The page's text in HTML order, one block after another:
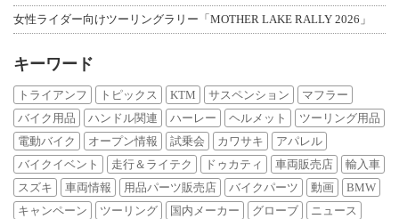
女性ライダー向けツーリングラリー「MOTHER LAKE RALLY 2026」
キーワード
トライアンフ トピックス KTM サスペンション
マフラー
バイク用品
ハンドル関連 ハーレー ヘルメット
ツーリング用品
電動バイク
オープン情報 試乗会 カワサキ
アパレル
バイクイベント
走行＆ライテク ドゥカティ 車両販売店
輸入車
スズキ
車両情報 用品パーツ販売店 バイクパーツ 動画
BMW
キャンペーン
ツーリング 国内メーカー グローブ
ニュース